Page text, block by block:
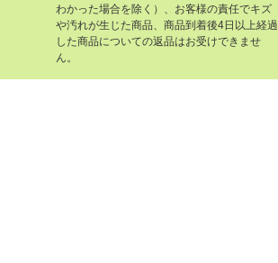
わかった場合を除く）、お客様の責任でキズ
や汚れが生じた商品、商品到着後4日以上経過
した商品についての返品はお受けできませ
ん。